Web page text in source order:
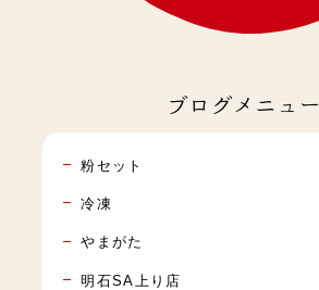
ブログメニュー
粉セット
冷凍
やまがた
明石SA上り店